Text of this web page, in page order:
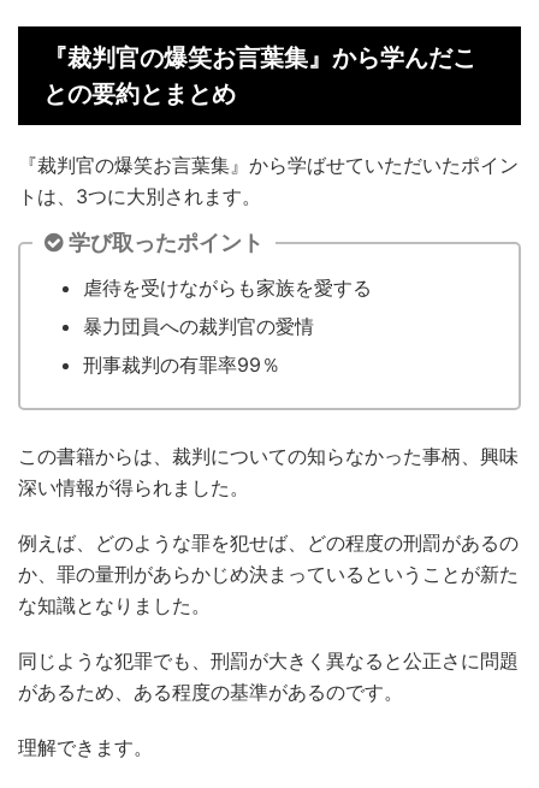
『裁判官の爆笑お言葉集』から学んだこ
との要約とまとめ
『裁判官の爆笑お言葉集』から学ばせていただいたポイン
トは、3つに大別されます。
学び取ったポイント
虐待を受けながらも家族を愛する
暴力団員への裁判官の愛情
刑事裁判の有罪率99％
この書籍からは、裁判についての知らなかった事柄、興味
深い情報が得られました。
例えば、どのような罪を犯せば、どの程度の刑罰があるの
か、罪の量刑があらかじめ決まっているということが新た
な知識となりました。
同じような犯罪でも、刑罰が大きく異なると公正さに問題
があるため、ある程度の基準があるのです。
理解できます。